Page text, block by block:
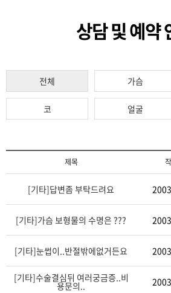
상담 및 예약
전체 가슴
코 얼굴
제목
[기타]답변좀 부탁드려요
[기타]가슴 보형물의 수명은 ???
[기타]눈썹이..반절밖에없거든요
[기타]수술결심뒤 여러궁금증..비
용문의..